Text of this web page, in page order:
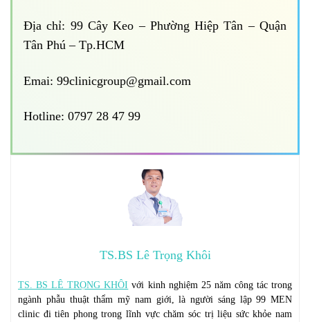
Địa chỉ: 99 Cây Keo – Phường Hiệp Tân – Quận
Tân Phú – Tp.HCM
Emai: 99clinicgroup@gmail.com
Hotline: 0797 28 47 99
TS.BS Lê Trọng Khôi
TS. BS LÊ TRỌNG KHÔI với kinh nghiệm 25 năm công tác trong
ngành phẫu thuật thẩm mỹ nam giới, là người sáng lập 99 MEN
clinic đi tiên phong trong lĩnh vực chăm sóc trị liệu sức khỏe nam